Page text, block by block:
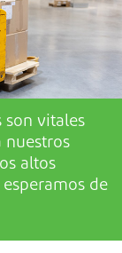
son vitales
nuestros
altos
de